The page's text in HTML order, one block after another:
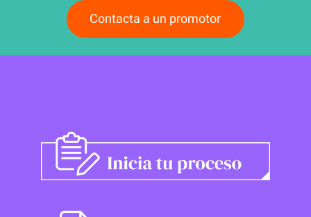
Contacta a un promotor